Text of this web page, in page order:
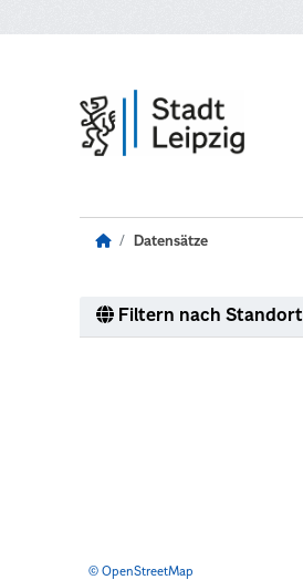
Datensätze
Filtern nach Standort
© OpenStreetMap